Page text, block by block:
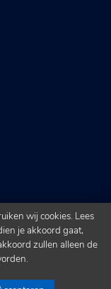
wij cookies. Lees
je akkoord gaat,
zullen alleen de
dooripsis